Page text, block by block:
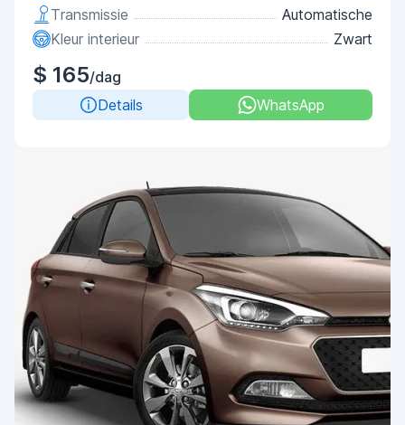
Transmissie
Automatische
Kleur interieur
Zwart
$ 165/dag
Details
WhatsApp